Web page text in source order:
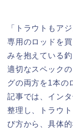
「トラウトもア
専用のロッドを
みを抱えている
適切なスペック
グの両方を1本の
記事では、イン
整理し、トラウ
び方から、具体